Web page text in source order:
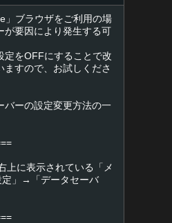
ブラウザをご利用の場
が要因により発生する可
定をOFFにすることで改
ますので、お試しくださ
バーの設定変更方法の一
上に表示されている「メ
」→「データセーバ